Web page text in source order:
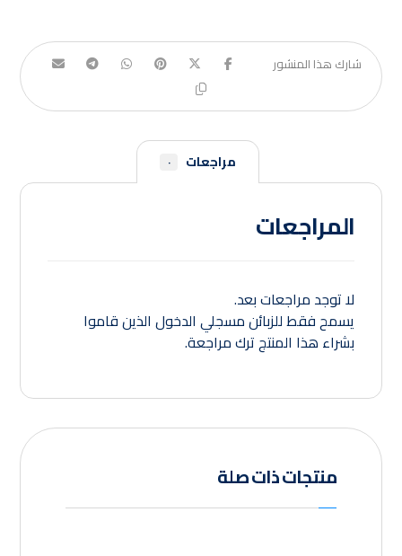
مراجعات ٠
المراجعات
لا توجد مراجعات بعد.
يسمح فقط للزبائن مسجلي الدخول الذين قاموا
بشراء هذا المنتج ترك مراجعة.
منتجات ذات صلة